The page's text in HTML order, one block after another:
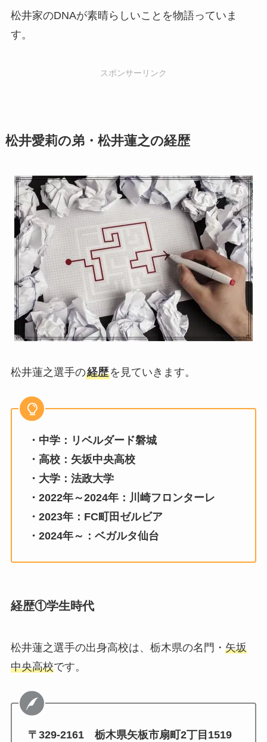
松井家のDNAが素晴らしいことを物語っていま
す。
スポンサーリンク
松井愛莉の弟・松井蓮之の経歴
松井蓮之選手の経歴を見ていきます。
・中学：リベルダード磐城
・高校：矢坂中央高校
・大学：法政大学
・2022年～2024年：川崎フロンターレ
・2023年：FC町田ゼルビア
・2024年～：ベガルタ仙台
経歴①学生時代
松井蓮之選手の出身高校は、栃木県の名門・ 矢坂
中央高校です。
〒329-2161
栃木県矢板市扇町2丁目1519